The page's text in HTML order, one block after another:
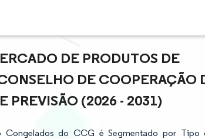
DE PRODUTOS DE
DE COOPERAÇÃO
PREVISÃO (2026 - 2031)
do CCG é Segmentado por Tipo